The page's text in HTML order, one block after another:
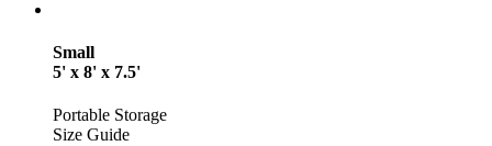
Small
5' x 8' x 7.5'
Portable Storage
Size Guide